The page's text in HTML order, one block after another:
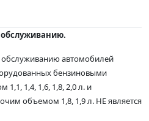
обслуживанию.
обслуживанию автомобилей
бензиновыми
1,4, 1,6, 1,8, 2,0 л. и
объемом 1,8, 1,9 л. НЕ является